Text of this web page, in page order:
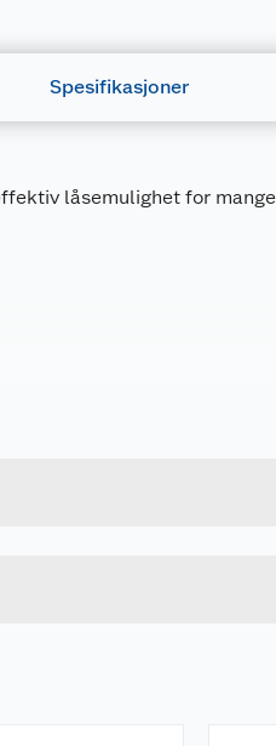
Spesifikasjoner
låsemulighet for mange